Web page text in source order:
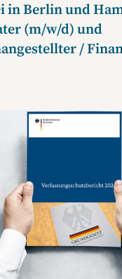
in Berlin und
(m/w/d) und
/